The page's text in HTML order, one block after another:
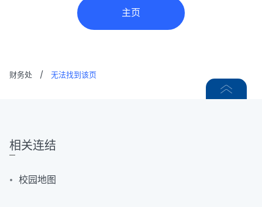
主页
财务处 / 无法找到该页
相关连结
校园地图